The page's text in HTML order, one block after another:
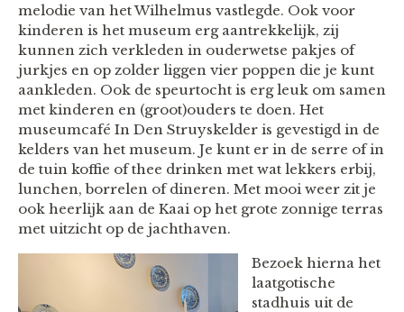
melodie van het Wilhelmus vastlegde. Ook voor
kinderen is het museum erg aantrekkelijk, zij
kunnen zich verkleden in ouderwetse pakjes of
jurkjes en op zolder liggen vier poppen die je kunt
aankleden. Ook de speurtocht is erg leuk om samen
met kinderen en (groot)ouders te doen. Het
museumcafé In Den Struyskelder is gevestigd in de
kelders van het museum. Je kunt er in de serre of in
de tuin koffie of thee drinken met wat lekkers erbij,
lunchen, borrelen of dineren. Met mooi weer zit je
ook heerlijk aan de Kaai op het grote zonnige terras
met uitzicht op de jachthaven.
Bezoek hierna het
laatgotische
stadhuis uit de